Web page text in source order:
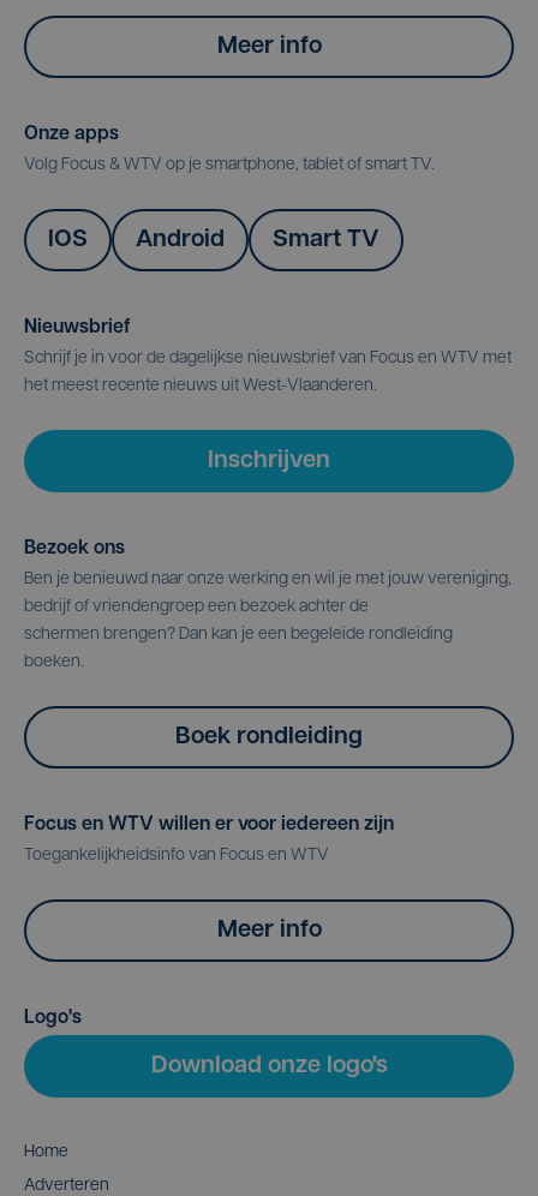
Meer info
Onze apps
Volg Focus & WTV op je smartphone, tablet of smart TV.
IOS Android Smart TV
Nieuwsbrief
Schrijf je in voor de dagelijkse nieuwsbrief van Focus en WTV met
het meest recente nieuws uit West-Vlaanderen.
Inschrijven
Bezoek ons
Ben je benieuwd naar onze werking en wil je met jouw vereniging,
bedrijf of vriendengroep een bezoek achter de
schermen brengen? Dan kan je een begeleide rondleiding
boeken.
Boek rondleiding
Focus en WTV willen er voor iedereen zijn
Toegankelijkheidsinfo van Focus en WTV
Meer info
Logo's
Download onze logo's
Home
Adverteren